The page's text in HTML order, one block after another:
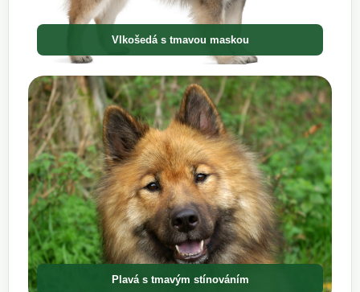
Vlkošedá s tmavou maskou
Plavá s tmavým stínováním